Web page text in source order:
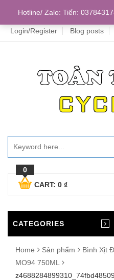
Login/Register Blog posts
0
CART: 0 ₫
CATEGORIES
Home Sản phẩm
Bình Xịt
MO94 750ML
Hotline/ Zalo: Tiến: